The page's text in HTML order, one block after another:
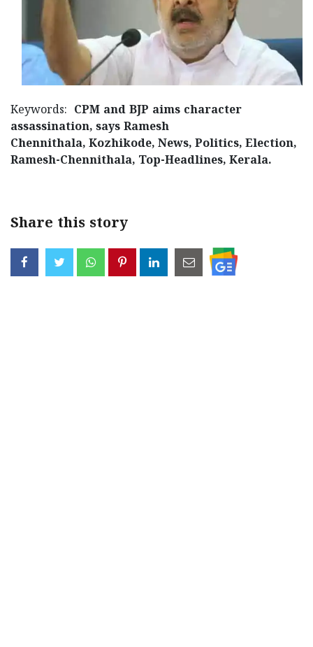
Keywords: CPM and BJP aims character
assassination, says Ramesh
Chennithala, Kozhikode, News, Politics, Election,
Ramesh-Chennithala, Top-Headlines, Kerala.
Share this story